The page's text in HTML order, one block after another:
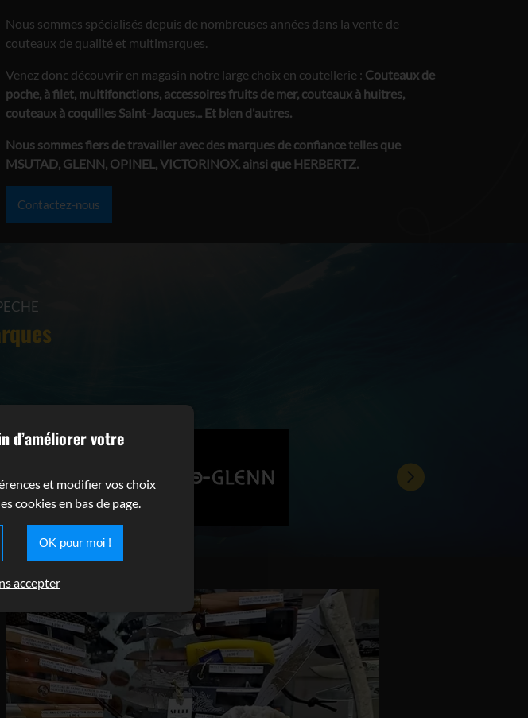
Nous sommes spécialisés depuis de nombreuses années dans la vente de
couteaux de qualité et multimarques.
Venez donc découvrir en magasin notre large choix en coutellerie : Couteaux de
poche, à filet, multifonctions, accessoires fruits de mer, couteaux à huitres,
couteaux à coquilles Saint-Jacques... Et bien d'autres.
Nous sommes fiers de travailler avec des marques de confiance telles que
MSUTAD, GLENN, OPINEL, VICTORINOX, ainsi que HERBERTZ.
Contactez-nous
d’améliorer votre
et modifier vos choix
cookies en bas de page.
OK pour moi !
accepter